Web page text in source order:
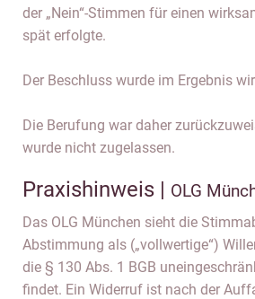
der „Nein“-Stimmen für einen
spät erfolgte.
Der Beschluss wurde im Ergebnis
Die Berufung war daher
wurde nicht zugelassen.
Praxishinweis | OLG
Das OLG München sieht die
Abstimmung als („vollwertige“)
die § 130 Abs. 1 BGB
findet. Ein Widerruf ist nach der